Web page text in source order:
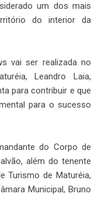
um dos mais
do interior da
vai ser realizada no
Leandro Laia,
para contribuir e que
para o sucesso
do Corpo de
além do tenente
Turismo de Maturéia,
Municipal, Bruno